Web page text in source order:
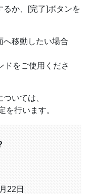
るか、[完了]ボタンを
へ移動したい場合
ドをご使用くださ
いては、
を行います。
22日